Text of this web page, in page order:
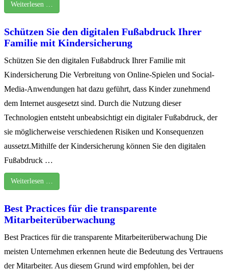
Weiterlesen …
Schützen Sie den digitalen Fußabdruck Ihrer
Familie mit Kindersicherung
Schützen Sie den digitalen Fußabdruck Ihrer Familie mit
Kindersicherung Die Verbreitung von Online-Spielen und Social-
Media-Anwendungen hat dazu geführt, dass Kinder zunehmend
dem Internet ausgesetzt sind. Durch die Nutzung dieser
Technologien entsteht unbeabsichtigt ein digitaler Fußabdruck, der
sie möglicherweise verschiedenen Risiken und Konsequenzen
aussetzt.Mithilfe der Kindersicherung können Sie den digitalen
Fußabdruck …
Weiterlesen …
Best Practices für die transparente
Mitarbeiterüberwachung
Best Practices für die transparente Mitarbeiterüberwachung Die
meisten Unternehmen erkennen heute die Bedeutung des Vertrauens
der Mitarbeiter. Aus diesem Grund wird empfohlen, bei der